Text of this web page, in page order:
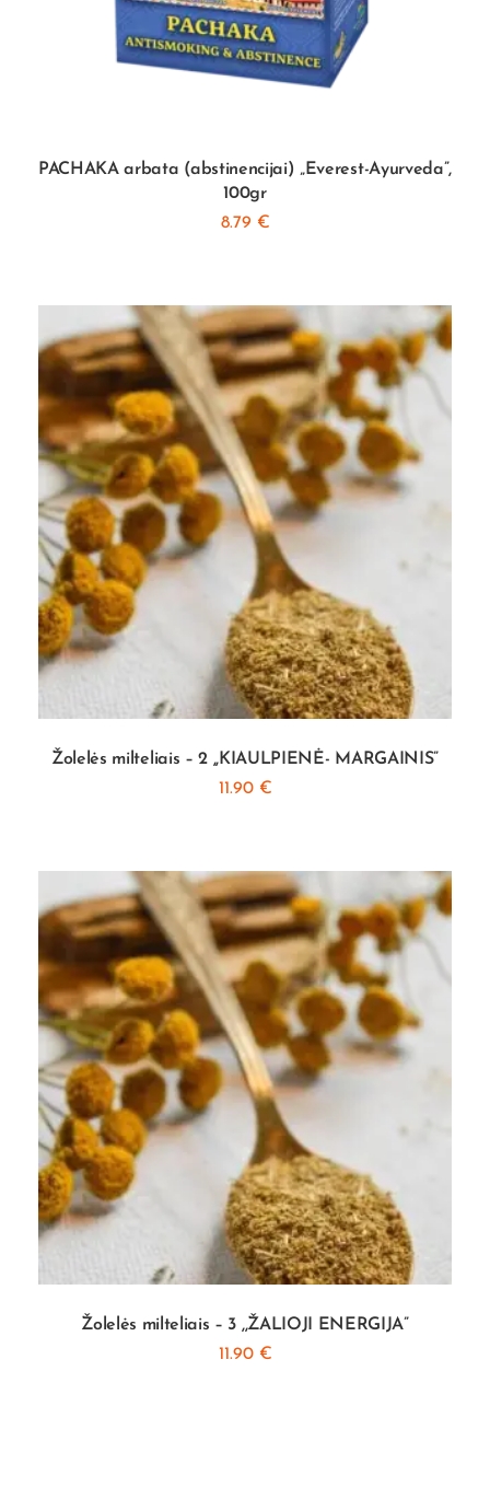
PACHAKA arbata (abstinencijai) „Everest-Ayurveda”,
100gr
8.79 €
Žolelės milteliais – 2 ,,KIAULPIENĖ- MARGAINIS”
11.90 €
Žolelės milteliais – 3 ,,ŽALIOJI ENERGIJA”
11.90 €